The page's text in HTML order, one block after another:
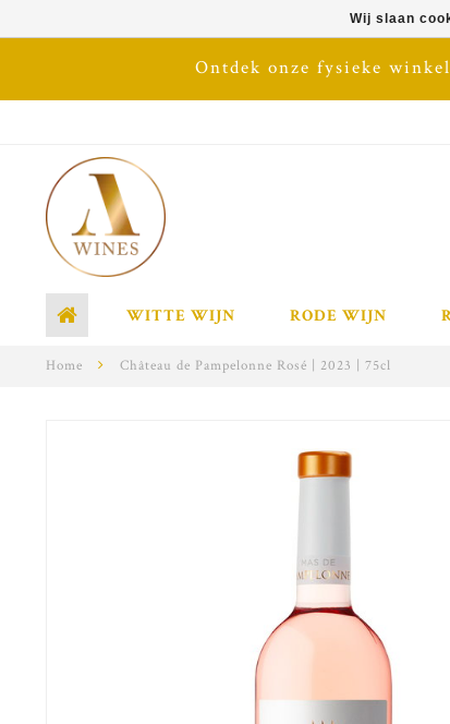
Ontdek onze fysieke
WITTE WIJN RODE WIJN
Home Château de Pampelonne Rosé | 2023 | 75cl
Wij slaan